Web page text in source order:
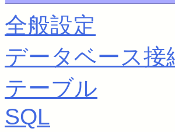
全般設定
データベース接
テーブル
SQL